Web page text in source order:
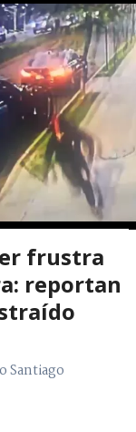
frustra
reportan
Santiago